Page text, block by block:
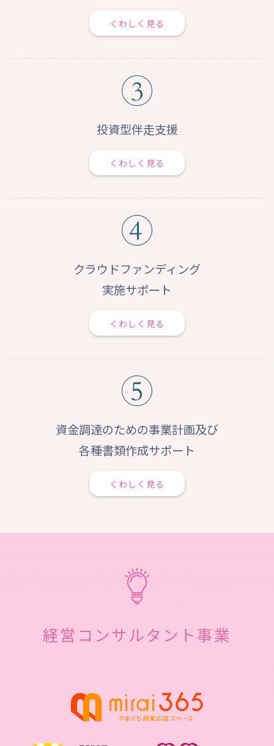
くわしく見る
投資型伴走支援
くわしく見る
クラウドファンディング
実施サポート
くわしく見る
資金調達のための事業計画及び
各種書類作成サポート
くわしく見る
経営コンサルタント事業